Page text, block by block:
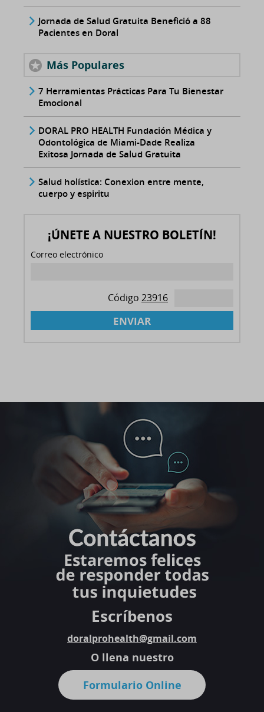
Jornada de Salud Gratuita Benefició a 88
Pacientes en Doral
Más Populares
7 Herramientas Prácticas Para Tu Bienestar
Emocional
DORAL PRO HEALTH Fundación Médica y
Odontológica de Miami-Dade Realiza
Exitosa Jornada de Salud Gratuita
Salud holística: Conexion entre mente,
cuerpo y espiritu
¡ÚNETE A NUESTRO BOLETÍN!
Correo electrónico
Código 23916
Escríbenos
doralprohealth@gmail.com
O llena nuestro
Formulario Online